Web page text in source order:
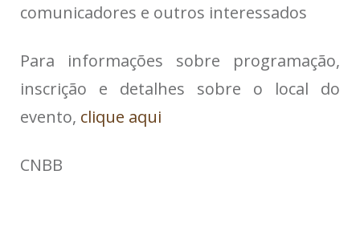
comunicadores e outros interessados
Para informações sobre programação,
inscrição e detalhes sobre o local do
evento, clique aqui
CNBB